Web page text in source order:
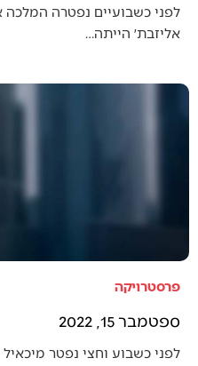
אליזבת׳ הייתה…
פרסטרויקה
ספטמבר 15, 2022
לפני כשבוע וחצי נפטר